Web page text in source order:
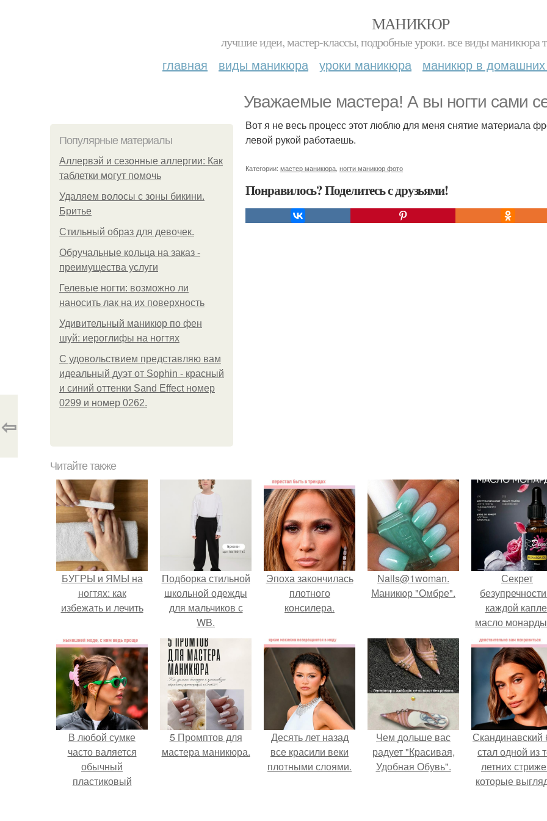
МАНИКЮР
лучшие идеи, мастер-классы, подробные уроки. все виды маникюра
главная виды маникюра уроки маникюра маникюр в домашних
Уважаемые мастера! А вы ногти сами
Популярные материалы
Аллервэй и сезонные аллергии: Как
таблетки могут помочь
Удаляем волосы с зоны бикини.
Бритье
Стильный образ для девочек.
Обручальные кольца на заказ -
преимущества услуги
Гелевые ногти: возможно ли
наносить лак на их поверхность
Удивительный маникюр по фен
шуй: иероглифы на ногтях
С удовольствием представляю вам
идеальный дуэт от Sophin - красный
и синий оттенки Sand Effect номер
0299 и номер 0262.
Вот я не весь процесс этот люблю для меня снятие материала
левой рукой работаешь.
Категории: мастер маникюра ногти маникюр фото
Понравилось? Поделитесь с друзьями!
⇦
Читайте также
БУГРЫ и ЯМЫ на
ногтях: как
избежать и лечить
Подборка стильной
школьной одежды
для мальчиков с
WB.
Эпоха закончилась
плотного
консилера.
Nails@1woman.
Маникюр "Омбре".
Секрет
каждой
масло
Demi Sweet.
В любой сумке
часто валяется
обычный
пластиковый
5 Промптов для
мастера маникюра.
Десять лет назад
все красили веки
плотными слоями.
Чем дольше вас
радует "Красивая,
Удобная Обувь".
Скандинавский
стал одной из
летних
которые